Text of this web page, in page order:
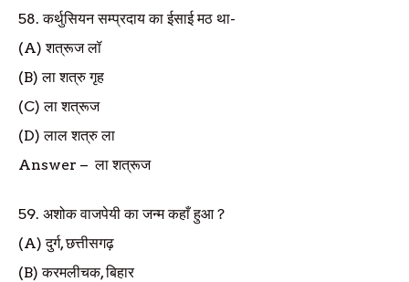
58.कर्थुसियन सम्प्रदाय का ईसाई मठ था-
(A)शत्रूज लॉ
(B)ला शत्रु गृह
(C)ला शत्रूज
(D)लाल शत्रु ला
Answer –ला शत्रूज
59. अशोक वाजपेयी का जन्म कहाँ हुआ?
(A)दुर्ग,छत्तीसगढ़
(B)करमलीचक,बिहार